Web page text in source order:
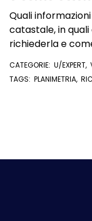
Quali
catastale, in
richiederla e
CATEGORIE: U/EXPERT,
VISURE E DOCUMENTI
TAGS: PLANIMETRIA,